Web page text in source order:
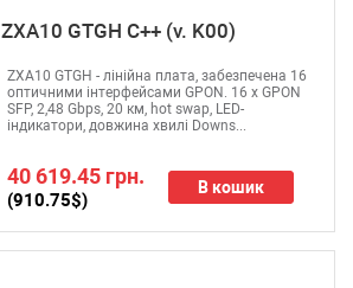
ZXA10 GTGH C++ (v. K00)
40 619.45 грн.
(910.75$)
В кошик
ZXA10 GTGH - лінійна плата, забезпечена 16
оптичними інтерфейсами GPON. 16 x GPON
SFP, 2,48 Gbps, 20 км, hot swap, LED-
індикатори, довжина хвилі Downs...